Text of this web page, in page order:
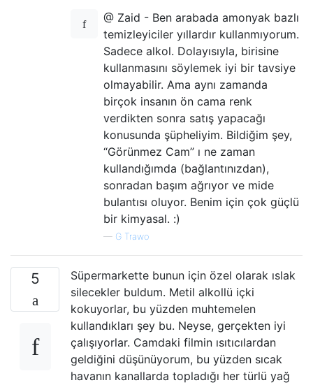
@ Zaid - Ben arabada amonyak bazlı
temizleyiciler yıllardır kullanmıyorum.
Sadece alkol. Dolayısıyla, birisine
kullanmasını söylemek iyi bir tavsiye
olmayabilir. Ama aynı zamanda
birçok insanın ön cama renk
verdikten sonra satış yapacağı
konusunda şüpheliyim. Bildiğim şey,
“Görünmez Cam” ı ne zaman
kullandığımda (bağlantınızdan),
sonradan başım ağrıyor ve mide
bulantısı oluyor. Benim için çok güçlü
bir kimyasal. :)
— G Trawo
5
Süpermarkette bunun için özel olarak ıslak
silecekler buldum. Metil alkollü içki
kokuyorlar, bu yüzden muhtemelen
kullandıkları şey bu. Neyse, gerçekten iyi
çalışıyorlar. Camdaki filmin ısıtıcılardan
geldiğini düşünüyorum, bu yüzden sıcak
havanın kanallarda topladığı her türlü yağ